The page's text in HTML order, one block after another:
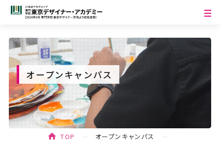
オープンキャンパス
TOP
オープンキャンパス